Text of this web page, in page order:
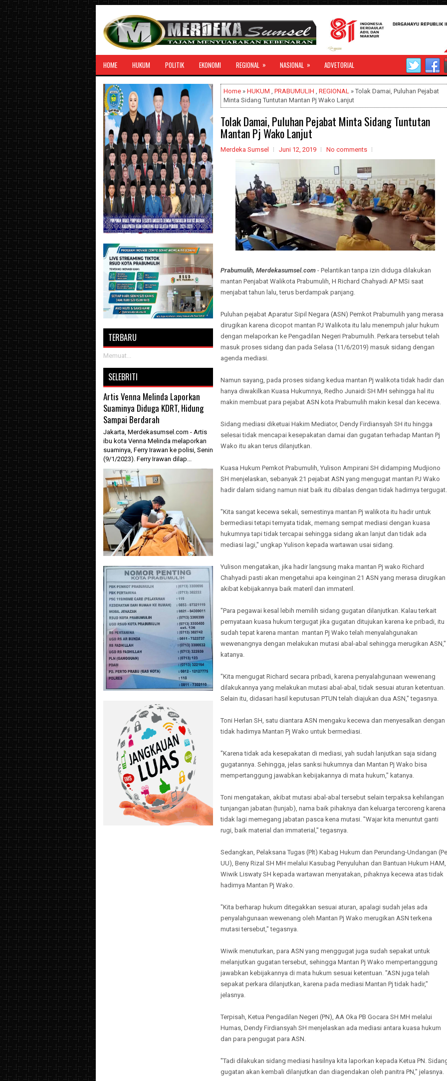
HOME HUKUM POLITIK EKONOMI REGIONAL » NASIONAL » ADVETORIAL
Home » HUKUM , PRABUMULIH , REGIONAL » Tolak Damai, Puluhan Pejabat
Minta Sidang Tuntutan Mantan Pj Wako Lanjut
Tolak Damai, Puluhan Pejabat Minta Sidang Tuntutan
Mantan Pj Wako Lanjut
Merdeka Sumsel Juni 12, 2019 No comments
Prabumulih, Merdekasumsel.com - Pelantikan tanpa izin diduga dilakukan
mantan Penjabat Walikota Prabumulih, H Richard Chahyadi AP MSi saat
menjabat tahun lalu, terus berdampak panjang.
Puluhan pejabat Aparatur Sipil Negara (ASN) Pemkot Prabumulih yang merasa
dirugikan karena dicopot mantan PJ Walikota itu lalu menempuh jalur hukum
dengan melaporkan ke Pengadilan Negeri Prabumulih. Perkara tersebut telah
masuk proses sidang dan pada Selasa (11/6/2019) masuk sidang dengan
agenda mediasi.
Namun sayang, pada proses sidang kedua mantan Pj walikota tidak hadir dan
hanya diwakilkan Kuasa Hukumnya, Redho Junaidi SH MH sehingga hal itu
makin membuat para pejabat ASN kota Prabumulih makin kesal dan kecewa.
Sidang mediasi diketuai Hakim Mediator, Dendy Firdiansyah SH itu hingga
selesai tidak mencapai kesepakatan damai dan gugatan terhadap Mantan Pj
Wako itu akan terus dilanjutkan.
Kuasa Hukum Pemkot Prabumulih, Yulison Ampirani SH didamping Mudjiono
SH menjelaskan, sebanyak 21 pejabat ASN yang mengugat mantan PJ Wako
hadir dalam sidang namun niat baik itu dibalas dengan tidak hadirnya tergugat.
"Kita sangat kecewa sekali, semestinya mantan Pj walikota itu hadir untuk
bermediasi tetapi ternyata tidak, memang sempat mediasi dengan kuasa
hukumnya tapi tidak tercapai sehingga sidang akan lanjut dan tidak ada
mediasi lagi," ungkap Yulison kepada wartawan usai sidang.
Yulison mengatakan, jika hadir langsung maka mantan Pj wako Richard
Chahyadi pasti akan mengetahui apa keinginan 21 ASN yang merasa dirugikan
akibat kebijakannya baik materil dan immateril.
"Para pegawai kesal lebih memilih sidang gugatan dilanjutkan. Kalau terkait
pernyataan kuasa hukum tergugat jika gugatan ditujukan karena ke pribadi, itu
sudah tepat karena mantan mantan Pj Wako telah menyalahgunakan
wewenangnya dengan melakukan mutasi abal-abal sehingga merugikan ASN,"
katanya.
"Kita mengugat Richard secara pribadi, karena penyalahgunaan wewenang
dilakukannya yang melakukan mutasi abal-abal, tidak sesuai aturan ketentuan.
Selain itu, didasari hasil keputusan PTUN telah diajukan dua ASN," tegasnya.
Toni Herlan SH, satu diantara ASN mengaku kecewa dan menyesalkan dengan
tidak hadirnya Mantan Pj Wako untuk bermediasi.
"Karena tidak ada kesepakatan di mediasi, yah sudah lanjutkan saja sidang
gugatannya. Sehingga, jelas sanksi hukumnya dan Mantan Pj Wako bisa
mempertanggung jawabkan kebijakannya di mata hukum," katanya.
Toni mengatakan, akibat mutasi abal-abal tersebut selain terpaksa kehilangan
tunjangan jabatan (tunjab), nama baik pihaknya dan keluarga tercoreng karena
tidak lagi memegang jabatan pasca kena mutasi. "Wajar kita menuntut ganti
rugi, baik material dan immaterial," tegasnya.
Sedangkan, Pelaksana Tugas (Plt) Kabag Hukum dan Perundang-Undangan
UU), Beny Rizal SH MH melalui Kasubag Penyuluhan dan Bantuan Hukum HAM,
Wiwik Liswaty SH kepada wartawan menyatakan, pihaknya kecewa atas tidak
hadirnya Mantan Pj Wako.
"Kita berharap hukum ditegakkan sesuai aturan, apalagi sudah jelas ada
penyalahgunaan wewenang oleh Mantan Pj Wako merugikan ASN terkena
mutasi tersebut," tegasnya.
Wiwik menuturkan, para ASN yang menggugat juga sudah sepakat untuk
melanjutkan gugatan tersebut, sehingga Mantan Pj Wako mempertanggung
jawabkan kebijakannya di mata hukum sesuai ketentuan. "ASN juga telah
sepakat perkara dilanjutkan, karena pada mediasi Mantan Pj tidak hadir,"
jelasnya.
Terpisah, Ketua Pengadilan Negeri (PN), AA Oka PB Gocara SH MH melalui
Humas, Dendy Firdiansyah SH menjelaskan ada mediasi antara kuasa hukum
dan para pengugat para ASN.
"Tadi dilakukan sidang mediasi hasilnya kita laporkan kepada Ketua PN.
gugatan akan kembali dilanjutkan dan diagendakan oleh panitra PN," jelasnya.
TERBARU
Memuat...
SELEBRITI
Artis Venna Melinda Laporkan
Suaminya Diduga KDRT, Hidung
Sampai Berdarah
Jakarta, Merdekasumsel.com - Artis
ibu kota Venna Melinda melaporkan
suaminya, Ferry Irawan ke polisi, Senin
(9/1/2023). Ferry Irawan dilap...